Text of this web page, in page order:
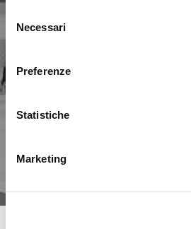
delNecessari
Preferenze
Statistiche
Marketing